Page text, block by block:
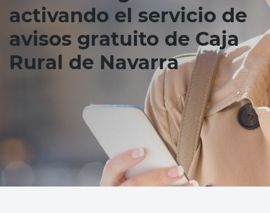
activando el servicio de
avisos gratuito de Caja
Rural de Navarra